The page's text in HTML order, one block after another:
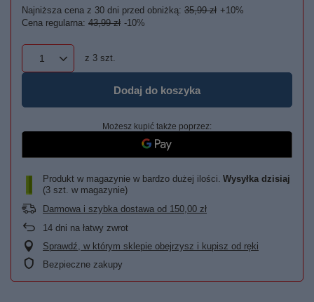
Najniższa cena z 30 dni przed obniżką: 35,99 zł +10%
Cena regularna: 43,99 zł -10%
z 3 szt.
Dodaj do koszyka
Możesz kupić także poprzez:
Produkt w magazynie w bardzo dużej ilości Wysyłka dzisiaj
(3 szt. w magazynie)
Darmowa i szybka dostawa od 150,00 zł
14 dni na łatwy zwrot
Sprawdź, w którym sklepie obejrzysz i kupisz od ręki
Bezpieczne zakupy